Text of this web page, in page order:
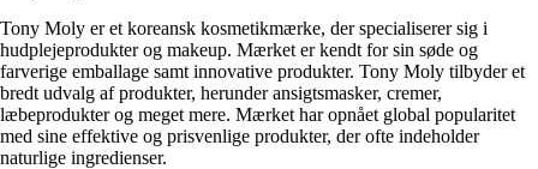
Tony Moly er et koreansk kosmetikmærke, der specialiserer sig i
hudplejeprodukter og makeup. Mærket er kendt for sin søde og
farverige emballage samt innovative produkter. Tony Moly tilbyder et
bredt udvalg af produkter, herunder ansigtsmasker, cremer,
læbeprodukter og meget mere. Mærket har opnået global popularitet
med sine effektive og prisvenlige produkter, der ofte indeholder
naturlige ingredienser.